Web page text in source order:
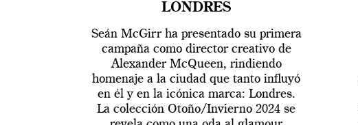
LONDRES
Seán McGirr ha presentado su primera
campaña como director creativo de
Alexander McQueen, rindiendo
homenaje a la ciudad que tanto influyó
en él y en la icónica marca: Londres.
La colección Otoño/Invierno 2024 se